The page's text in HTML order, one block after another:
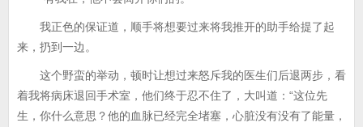
我正色的保证道，顺手将想要过来将我推开的助手给提了起
来，扔到一边。
这个野蛮的举动，顿时让想过来怒斥我的医生们后退两步，看
着我将病床退回手术室，他们终于忍不住了，大叫道：“这位先
生，你什么意思？他的血脉已经完全堵塞，心脏没有没有了能量，